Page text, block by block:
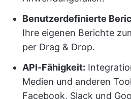
Benutzerdefinierte
Ihre eigenen Berichte
per Drag & Drop.
API-Fähigkeit:
Medien und anderen
Facebook, Slack und